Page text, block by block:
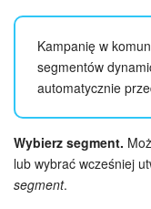
Kampanię w
segmentów
automatycznie
Wybierz segment.
lub wybrać wcześniej
segment.